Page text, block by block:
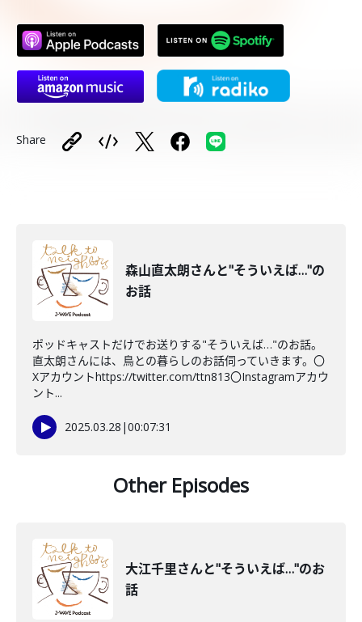
Share
森山直太朗さんと"そういえば…"の
お話
ポッドキャストだけでお送りする"そういえば…"のお話。
直太朗さんには、鳥との暮らしのお話伺っていきます。〇
Xアカウントhttps://twitter.com/ttn813〇Instagramアカウ
ント...
2025.03.28 |00:07:31
Other Episodes
大江千里さんと"そういえば…"のお
話